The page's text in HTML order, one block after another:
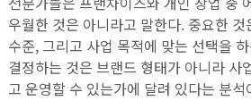
우월한 것은 아니라고 말한다. 중요한
수준, 그리고 사업 목적에 맞는 선택을
결정하는 것은 브랜드 형태가 아니라 사
고 운영할 수 있는가에 달려 있다는 분석